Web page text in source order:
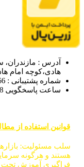
آدرس : مازندران،
هادی،کوچه امام هادی 12- وب سایت
شماره پشتیبانی : 09364549266
ساعت پاسخگویی 8 صبح تا ساعت 21
قوانین استفاده از
سلب مسئولیت:
هستند و هرگونه
فراگیری آموزش تحت